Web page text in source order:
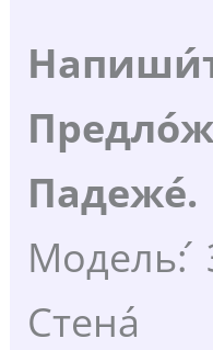
Падеже́.
Модель:
Стена́